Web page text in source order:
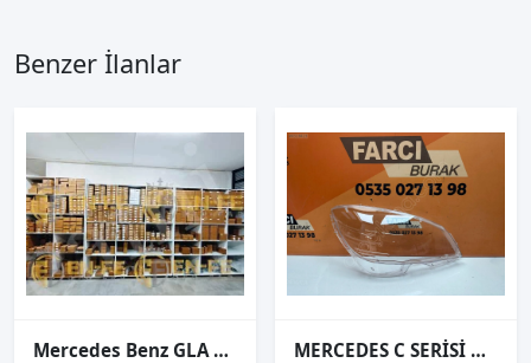
Benzer İlanlar
Mercedes Benz GLA X156 2017-2021 Led Far Beyni A 176 900 41 04 MERCEDES C SERİSİ W204 SAĞ FAR CAMI SIFIR 2007-2011